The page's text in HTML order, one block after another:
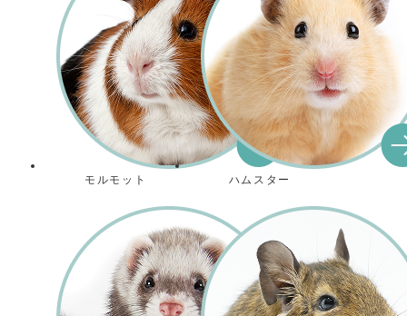
モルモット ハムスター